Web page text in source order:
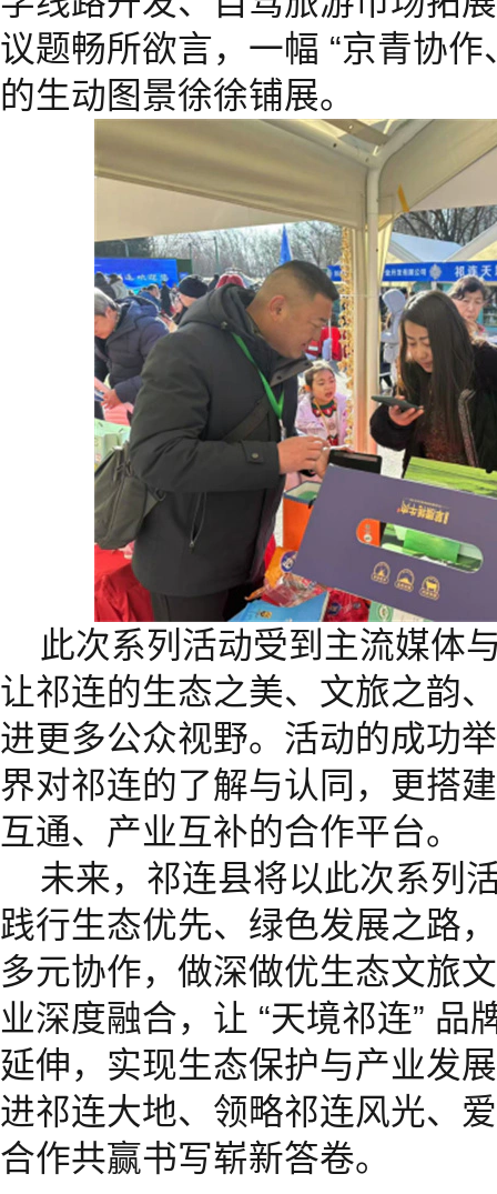
议题畅所欲言，一幅 “京青协
的生动图景徐徐铺展。
此次系列活动受到主流媒体
让祁连的生态之美、文旅之韵
进更多公众视野。活动的成功
界对祁连的了解与认同，更搭
互通、产业互补的合作平台。
未来，祁连县将以此次系列
践行生态优先、绿色发展之路
多元协作，做深做优生态文旅
业深度融合，让 “天境祁连” 品
延伸，实现生态保护与产业发
进祁连大地、领略祁连风光、
合作共赢书写崭新答卷。